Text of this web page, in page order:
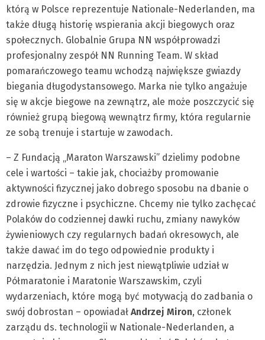
którą w Polsce reprezentuje Nationale-Nederlanden, ma
także długą historię wspierania akcji biegowych oraz
społecznych. Globalnie Grupa NN współprowadzi
profesjonalny zespół NN Running Team. W skład
pomarańczowego teamu wchodzą największe gwiazdy
biegania długodystansowego. Marka nie tylko angażuje
się w akcje biegowe na zewnątrz, ale może poszczycić się
również grupą biegową wewnątrz firmy, która regularnie
ze sobą trenuje i startuje w zawodach.
– Z Fundacją „Maraton Warszawski” dzielimy podobne
cele i wartości – takie jak, chociażby promowanie
aktywności fizycznej jako dobrego sposobu na dbanie o
zdrowie fizyczne i psychiczne. Chcemy nie tylko zachęcać
Polaków do codziennej dawki ruchu, zmiany nawyków
żywieniowych czy regularnych badań okresowych, ale
także dawać im do tego odpowiednie produkty i
narzędzia. Jednym z nich jest niewątpliwie udział w
Półmaratonie i Maratonie Warszawskim, czyli
wydarzeniach, które mogą być motywacją do zadbania o
swój dobrostan – opowiadał Andrzej Miron, członek
zarządu ds. technologii w Nationale-Nederlanden, a